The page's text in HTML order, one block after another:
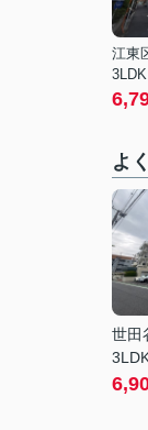
江東
よ
世田